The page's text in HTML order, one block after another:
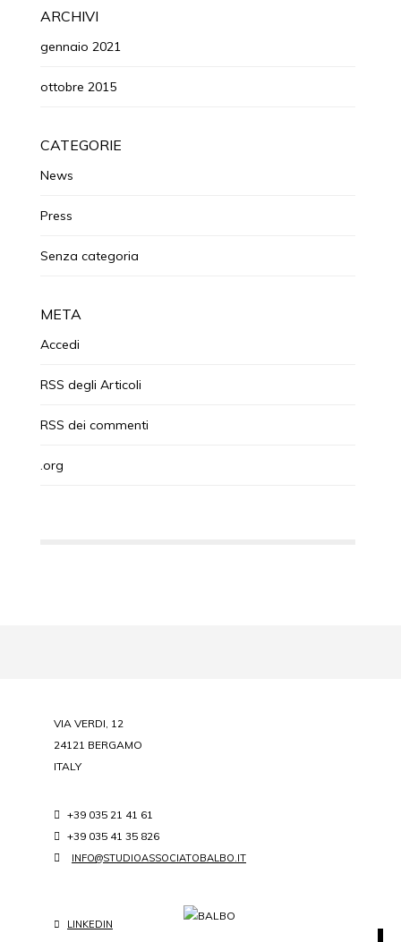
ARCHIVI
gennaio 2021
ottobre 2015
CATEGORIE
News
Press
Senza categoria
META
Accedi
RSS degli Articoli
RSS dei commenti
.org
VIA VERDI, 12
24121 BERGAMO
ITALY
+39 035 21 41 61
+39 035 41 35 826
INFO@STUDIOASSOCIATOBALBO.IT
LINKEDIN